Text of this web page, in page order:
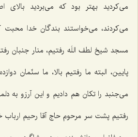
می‌کردید بهتر بود که می‌بردید بالای
می‌کردند، می‌خواستند بندگان خدا محبت
مسجد شیخ لطف اللَه رفتیم، منار جنبان
پایین، البته ما رفتیم بالا، ما سنّمان
می‌جنبد را تکان هم دادیم و این آرزو به
رفتیم پشت سر مرحوم حاج آقا رحیم ارباب